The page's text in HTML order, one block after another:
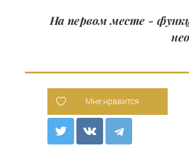
На первом месте -
Мне нравится